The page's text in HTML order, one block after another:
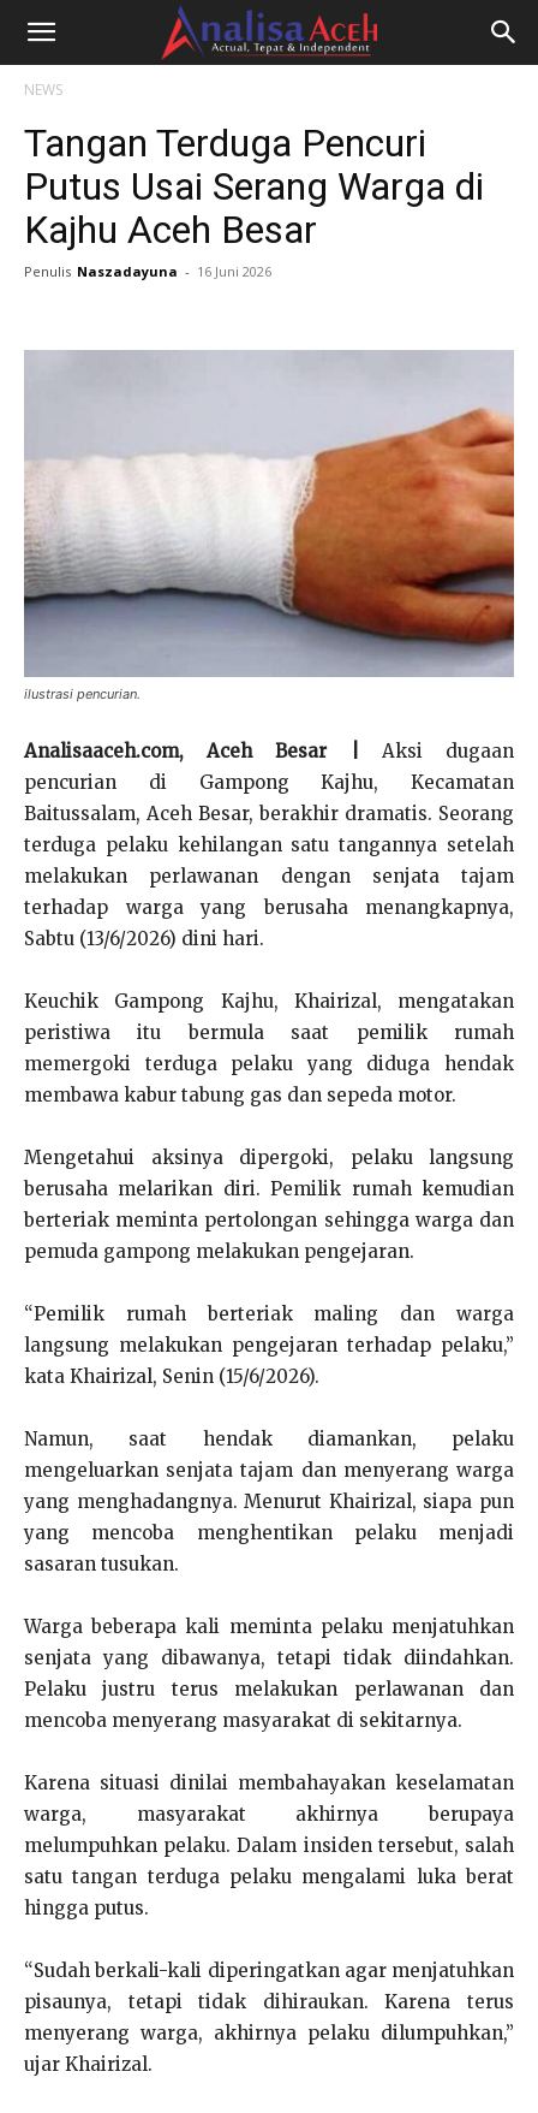
NEWS
Tangan Terduga Pencuri
Putus Usai Serang Warga di
Kajhu Aceh Besar
Penulis Naszadayuna - 16 Juni 2026
ilustrasi pencurian.
Analisaaceh.com, Aceh Besar |
Aksi dugaan
pencurian di Gampong Kajhu, Kecamatan
Baitussalam, Aceh Besar, berakhir dramatis. Seorang
terduga pelaku kehilangan satu tangannya setelah
melakukan perlawanan dengan senjata tajam
terhadap warga yang berusaha menangkapnya,
Sabtu (13/6/2026) dini hari.
Keuchik Gampong Kajhu, Khairizal, mengatakan
peristiwa itu bermula saat pemilik rumah
memergoki terduga pelaku yang diduga hendak
membawa kabur tabung gas dan sepeda motor.
Mengetahui aksinya dipergoki, pelaku langsung
berusaha melarikan diri. Pemilik rumah kemudian
berteriak meminta pertolongan sehingga warga dan
pemuda gampong melakukan pengejaran.
“Pemilik rumah berteriak maling dan warga
langsung melakukan pengejaran terhadap pelaku,”
kata Khairizal, Senin (15/6/2026).
Namun, saat hendak diamankan, pelaku
mengeluarkan senjata tajam dan menyerang warga
yang menghadangnya. Menurut Khairizal, siapa pun
yang mencoba menghentikan pelaku menjadi
sasaran tusukan.
Warga beberapa kali meminta pelaku menjatuhkan
senjata yang dibawanya, tetapi tidak diindahkan.
Pelaku justru terus melakukan perlawanan dan
mencoba menyerang masyarakat di sekitarnya.
Karena situasi dinilai membahayakan keselamatan
warga, masyarakat akhirnya berupaya
melumpuhkan pelaku. Dalam insiden tersebut, salah
satu tangan terduga pelaku mengalami luka berat
hingga putus.
“Sudah berkali-kali diperingatkan agar menjatuhkan
pisaunya, tetapi tidak dihiraukan. Karena terus
menyerang warga, akhirnya pelaku dilumpuhkan,”
ujar Khairizal.